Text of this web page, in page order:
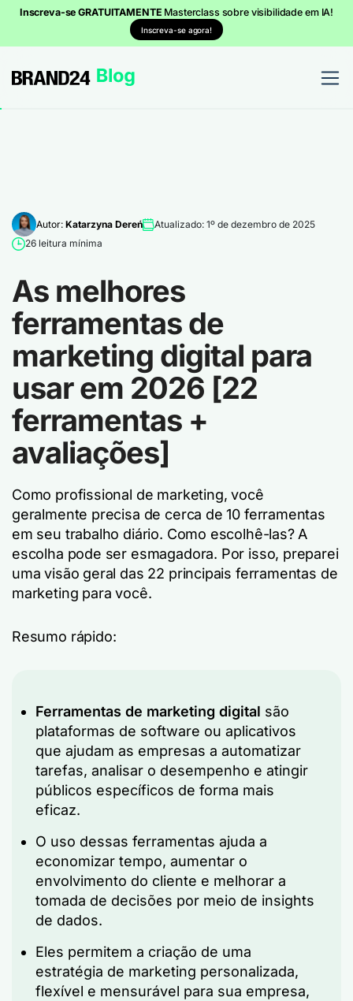
Inscreva-se GRATUITAMENTE Masterclass sobre visibilidade em IA!
Inscreva-se agora!
Autor: Katarzyna Dereń
Atualizado: 1º de dezembro de 2025
26 leitura mínima
As melhores
ferramentas de
marketing digital para
usar em 2026 [22
ferramentas +
avaliações]
Como profissional de marketing, você
geralmente precisa de cerca de 10 ferramentas
em seu trabalho diário. Como escolhê-las? A
escolha pode ser esmagadora. Por isso, preparei
uma visão geral das 22 principais ferramentas de
marketing para você.
Resumo rápido:
Ferramentas de marketing digital são
plataformas de software ou aplicativos
que ajudam as empresas a automatizar
tarefas, analisar o desempenho e atingir
públicos específicos de forma mais
eficaz.
O uso dessas ferramentas ajuda a
economizar tempo, aumentar o
envolvimento do cliente e melhorar a
tomada de decisões por meio de insights
de dados.
Eles permitem a criação de uma
estratégia de marketing personalizada,
flexível e mensurável para sua empresa,